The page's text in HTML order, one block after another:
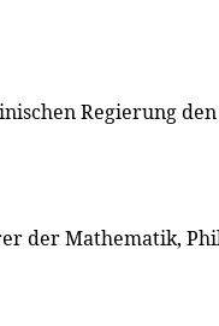
Regierung
der Mathematik,